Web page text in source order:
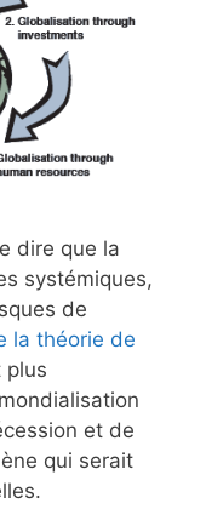
dire que la
systémiques,
de
la théorie de
plus
et de
qui serait